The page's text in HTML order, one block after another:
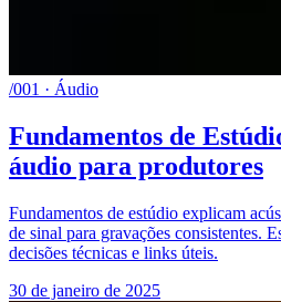
/001 · Áudio
Fundamentos de
áudio para produtores
Fundamentos de estúdio explicam
de sinal para gravações consistentes.
decisões técnicas e links úteis.
30 de janeiro de 2025